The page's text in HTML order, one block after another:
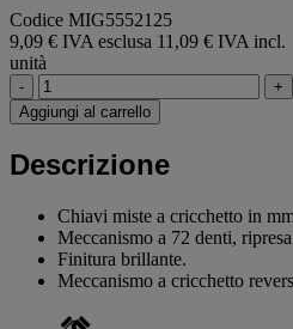
Codice MIG5552125
9,09 € IVA esclusa 11,09 € IVA incl.
unità
-
+
Aggiungi al carrello
Descrizione
Chiavi miste a cricchetto in
Meccanismo a 72 denti, ripresa
Finitura brillante.
Meccanismo a cricchetto